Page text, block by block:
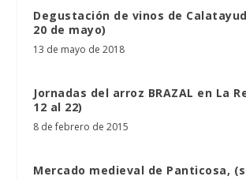
Degustación de vinos de
20 de mayo)
13 de mayo de 2018
Jornadas del arroz BRAZAL en La
12 al 22)
8 de febrero de 2015
Mercado medieval de Panticosa,